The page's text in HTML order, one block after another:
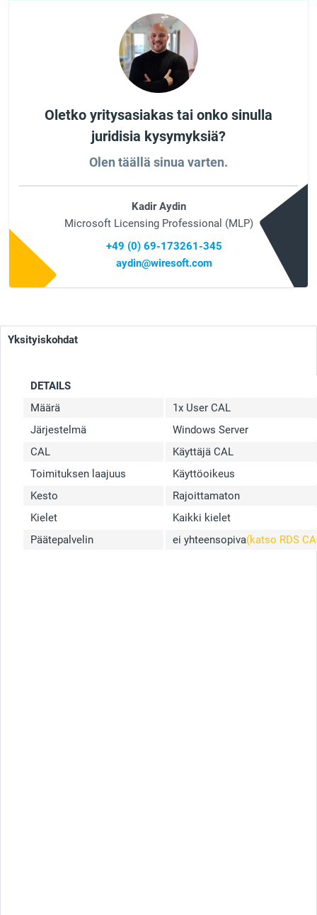
Oletko yritysasiakas tai onko sinulla
juridisia kysymyksiä?
Olen täällä sinua varten.
Kadir Aydin
Microsoft Licensing Professional (MLP)
+49 (0) 69-173261-345
aydin@wiresoft.com
Yksityiskohdat
DETAILS
Määrä
1x User CAL
Järjestelmä
Windows Server
CAL
Käyttäjä CAL
Toimituksen laajuus
Käyttöoikeus
Kesto
Rajoittamaton
Kielet
Kaikki kielet
Päätepalvelin
ei yhteensopiva(katso RDS